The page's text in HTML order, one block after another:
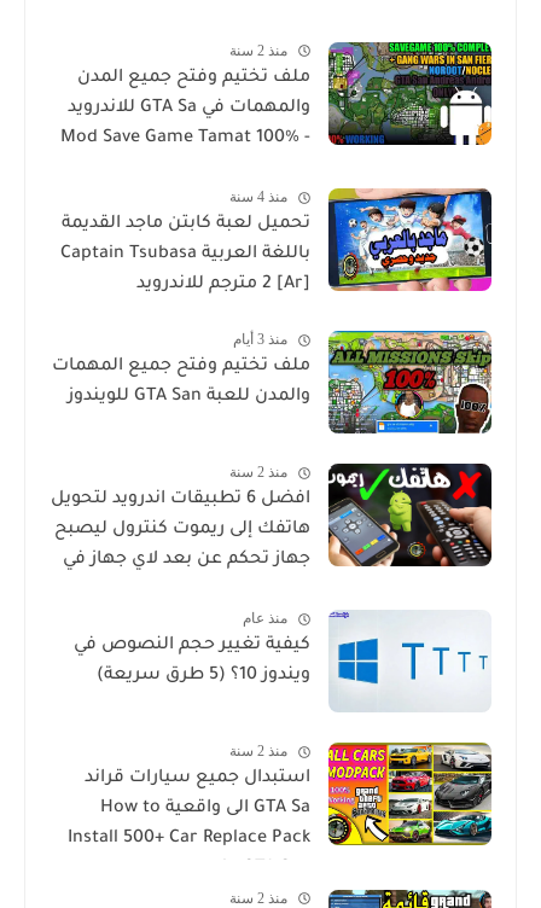
منذ 2 سنة
ملف تختيم وفتح جميع المدن
والمهمات في GTA Sa للاندرويد
Mod Save Game Tamat 100% -
منذ 4 سنة
تحميل لعبة كابتن ماجد القديمة
باللغة العربية Captain Tsubasa
2 [Ar] مترجم للاندرويد
منذ 3 أيام
ملف تختيم وفتح جميع المهمات
والمدن للعبة GTA San للويندوز
منذ 2 سنة
افضل 6 تطبيقات اندرويد لتحويل
هاتفك إلى ريموت كنترول ليصبح
جهاز تحكم عن بعد لاي جهاز في
منذ عام
كيفية تغيير حجم النصوص في
ويندوز 10؟ (5 طرق سريعة)
منذ 2 سنة
استبدال جميع سيارات قراند
GTA Sa الى واقعية How to
Install 500+ Car Replace Pack
منذ 2 سنة